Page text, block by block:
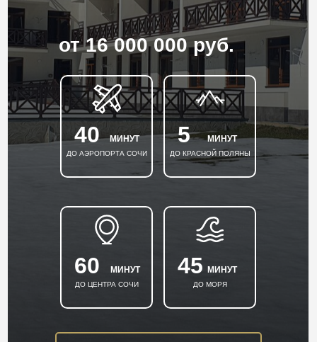
40 МИНУТ
ДО АЭРОПОРТА СОЧИ
60 МИНУТ
ДО ЦЕНТРА СОЧИ
45 МИНУТ
ДО МОРЯ
5 МИНУТ
ДО КРАСНОЙ ПОЛЯНЫ
от 16 000 000 руб.